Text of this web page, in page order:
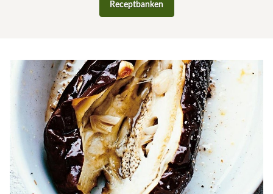
Receptbanken